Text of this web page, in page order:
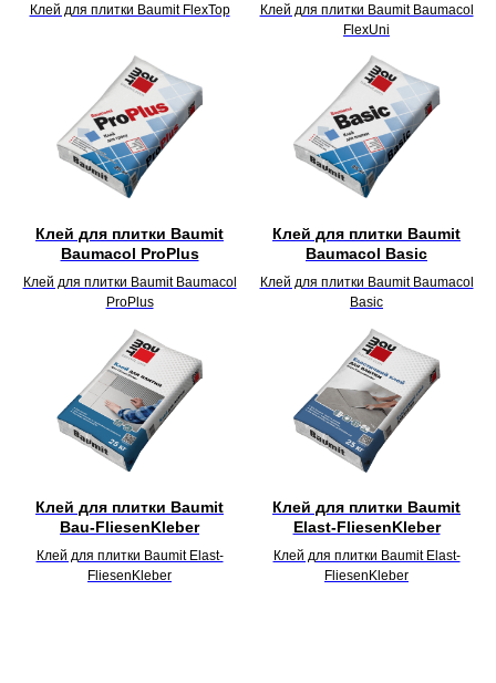
Клей для плитки Baumit FlexTop
Клей для плитки Baumit Baumacol
FlexUni
Клей для плитки Baumit
Baumacol ProPlus
Клей для плитки Baumit Baumacol
ProPlus
Клей для плитки Baumit
Baumacol Basic
Клей для плитки Baumit Baumacol
Basic
Клей для плитки Baumit
Bau-FliesenKleber
Клей для плитки Baumit Elast-
FliesenKleber
Клей для плитки Baumit
Elast-FliesenKleber
Клей для плитки Baumit Elast-
FliesenKleber